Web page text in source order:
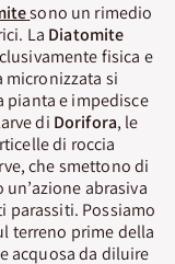
sono un rimedio
La Diatomite
fisica e
micronizzata si
pianta e impedisce
di Dorifora, le
di roccia
che smettono di
abrasiva
parassiti. Possiamo
terreno prime della
acquosa da diluire